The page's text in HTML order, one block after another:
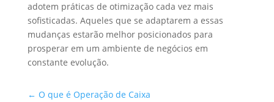
adotem práticas de otimização cada vez mais
sofisticadas. Aqueles que se adaptarem a essas
mudanças estarão melhor posicionados para
prosperar em um ambiente de negócios em
constante evolução.
← O que é Operação de Caixa